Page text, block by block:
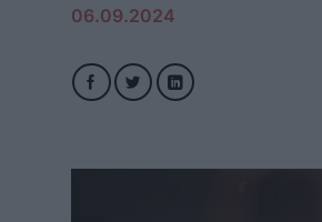
06.09.2024